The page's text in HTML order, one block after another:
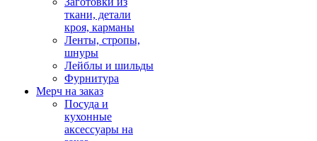
ткани, детали
кроя, карманы
Ленты, стропы,
шнуры
Лейблы и шильды
Фурнитура
Мерч на заказ
Посуда и
кухонные
аксессуары на